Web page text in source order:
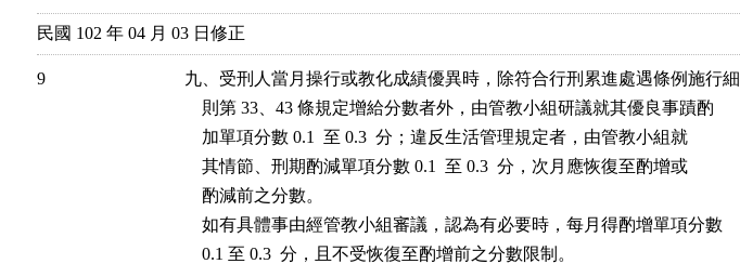
民國 102 年 04 月 03 日修正
9
九、受刑人當月操行或教化成績優異時，除符合行刑累進處遇條例施行細
    則第 33、43 條規定增給分數者外，由管教小組研議就其優良事蹟酌
    加單項分數 0.1  至 0.3  分；違反生活管理規定者，由管教小組就
    其情節、刑期酌減單項分數 0.1  至 0.3  分，次月應恢復至酌增或
    酌減前之分數。
    如有具體事由經管教小組審議，認為有必要時，每月得酌增單項分數
    0.1 至 0.3  分，且不受恢復至酌增前之分數限制。